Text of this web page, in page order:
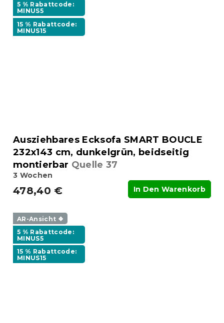
5 % Rabattcode:
MINUS5
15 % Rabattcode:
MINUS15
Ausziehbares Ecksofa SMART BOUCLE
232x143 cm, dunkelgrün, beidseitig
montierbar Quelle 37
3 Wochen
478,40 € In Den Warenkorb
AR-Ansicht ❖
5 % Rabattcode:
MINUS5
15 % Rabattcode:
MINUS15